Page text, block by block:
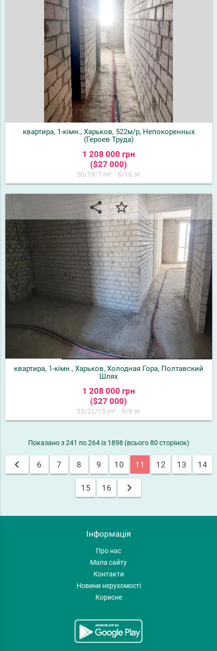
квартира, 1-кімн., Харьков, 522м/р, Непокоренных
(Героев Труда)
1 208 000 грн
($27 000)
50/19/7 m² 6/16 эт
share star_border
квартира, 1-кімн., Харьков, Холодная Гора, Полтавский
Шлях
1 208 000 грн
($27 000)
53/22/15 m² 9/9 эт
Показано з 241 по 264 із 1898 (всього 80 сторінок)
chevron_left 6 7 8 9 10 11 12 13 14
15 16 chevron_right
Інформація
Про нас
Мапа сайту
Контакти
Новини нерухомості
Корисне